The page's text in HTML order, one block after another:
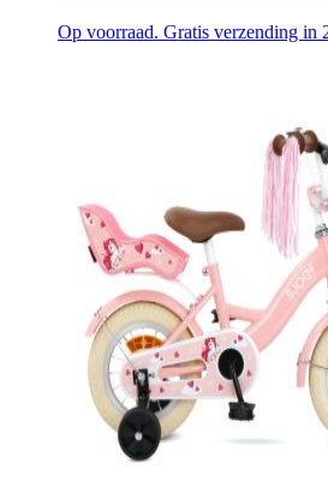
Op voorraad. Gratis verzending in